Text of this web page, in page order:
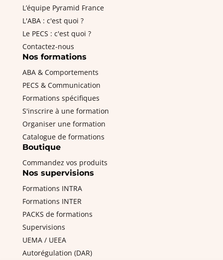
L’équipe Pyramid France
L'ABA : c'est quoi ?
Le PECS : c'est quoi ?
Contactez-nous
Nos formations
ABA & Comportements
PECS & Communication
Formations spécifiques
S'inscrire à une formation
Organiser une formation
Catalogue de formations
Boutique
Commandez vos produits
Nos supervisions
Formations INTRA
Formations INTER
PACKS de formations
Supervisions
UEMA / UEEA
Autorégulation (DAR)